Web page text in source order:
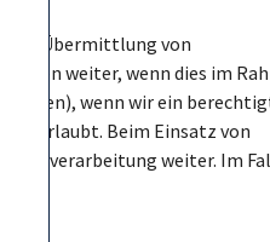
Übermittlung von
weiter, wenn dies im
wenn wir ein
erlaubt. Beim Einsatz von
weiter. Im